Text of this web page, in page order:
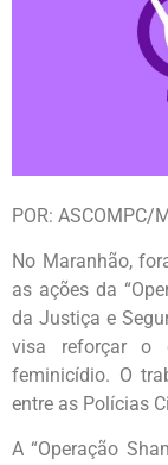
POR: ASCOMPC/
No Maranhão,
as ações da
da Justiça e
visa reforçar o
feminicídio. O
entre as Polícias
A “Operação